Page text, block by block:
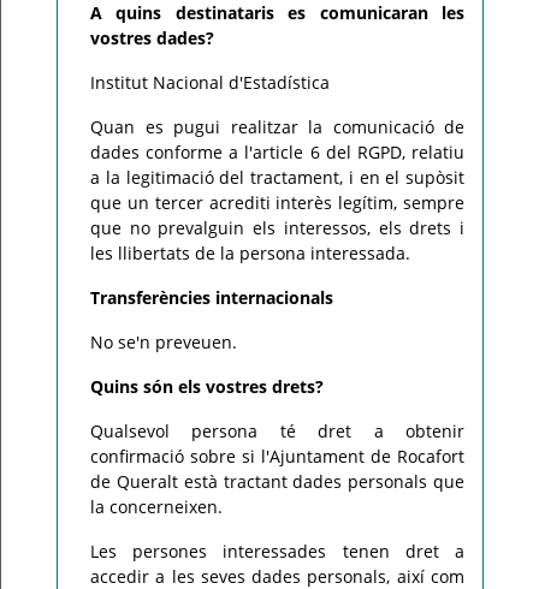
A quins destinataris es comunicaran les
vostres dades?
Institut Nacional d'Estadística
Quan es pugui realitzar la comunicació de
dades conforme a l'article 6 del RGPD, relatiu
a la legitimació del tractament, i en el supòsit
que un tercer acrediti interès legítim, sempre
que no prevalguin els interessos, els drets i
les llibertats de la persona interessada.
Transferències internacionals
No se'n preveuen.
Quins són els vostres drets?
Qualsevol persona té dret a obtenir
confirmació sobre si l'Ajuntament de Rocafort
de Queralt està tractant dades personals que
la concerneixen.
Les persones interessades tenen dret a
accedir a les seves dades personals, així com